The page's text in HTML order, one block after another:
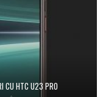
CU HTC U23 PRO